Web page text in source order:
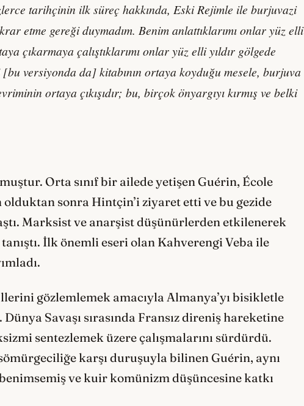
tarihçinin ilk süreç hakkında, Eski Rejimle ile burjuvazi
etme gereği duymadım. Benim anlattıklarımı onlar yüz elli
çıkarmaya çalıştıklarımı onlar yüz elli yıldır gölgede
versiyonda da] kitabının ortaya koyduğu mesele, burjuva
ortaya çıkışıdır; bu, birçok önyargıyı kırmış ve belki
Orta sınıf bir ailede yetişen Guérin, École
olduktan sonra Hintçin’i ziyaret etti ve bu gezide
Marksist ve anarşist düşünürlerden etkilenerek
İlk önemli eseri olan Kahverengi Veba ile
gözlemlemek amacıyla Almanya’yı bisikletle
Savaşı sırasında Fransız direniş hareketine
sentezlemek üzere çalışmalarını sürdürdü.
karşı duruşuyla bilinen Guérin, aynı
ve kuir komünizm düşüncesine katkı